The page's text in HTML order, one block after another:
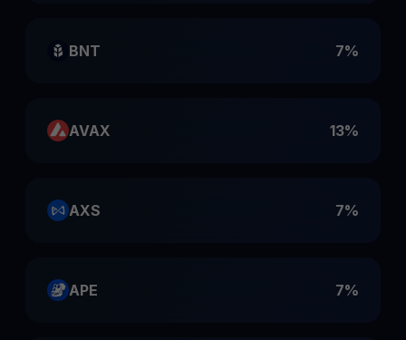
BNT 7%
AVAX 13%
AXS 7%
APE 7%